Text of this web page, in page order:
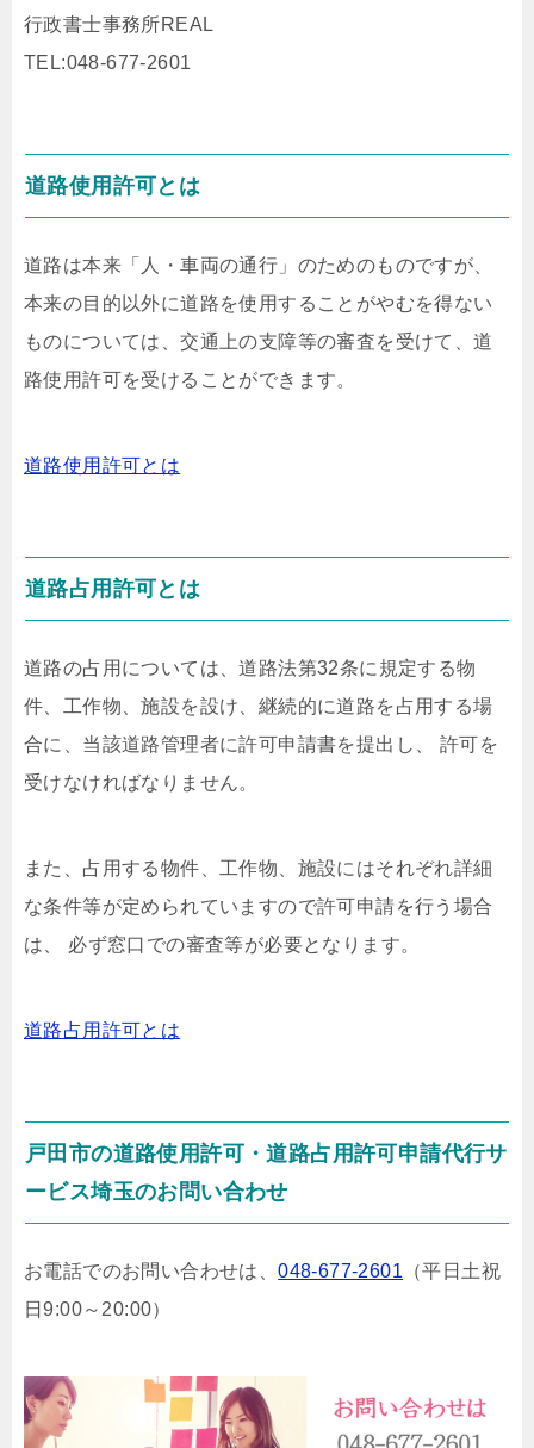
行政書士事務所REAL
TEL:048-677-2601
道路使用許可とは
道路は本来「人・車両の通行」のためのものですが、
本来の目的以外に道路を使用することがやむを得ない
ものについては、交通上の支障等の審査を受けて、道
路使用許可を受けることができます。
道路使用許可とは
道路占用許可とは
道路の占用については、道路法第32条に規定する物
件、工作物、施設を設け、継続的に道路を占用する場
合に、当該道路管理者に許可申請書を提出し、 許可を
受けなければなりません。
また、占用する物件、工作物、施設にはそれぞれ詳細
な条件等が定められていますので許可申請を行う場合
は、 必ず窓口での審査等が必要となります。
道路占用許可とは
戸田市の道路使用許可・道路占用許可申請代行サ
ービス埼玉のお問い合わせ
お電話でのお問い合わせは、048-677-2601 （平日土祝
日9:00～20:00）